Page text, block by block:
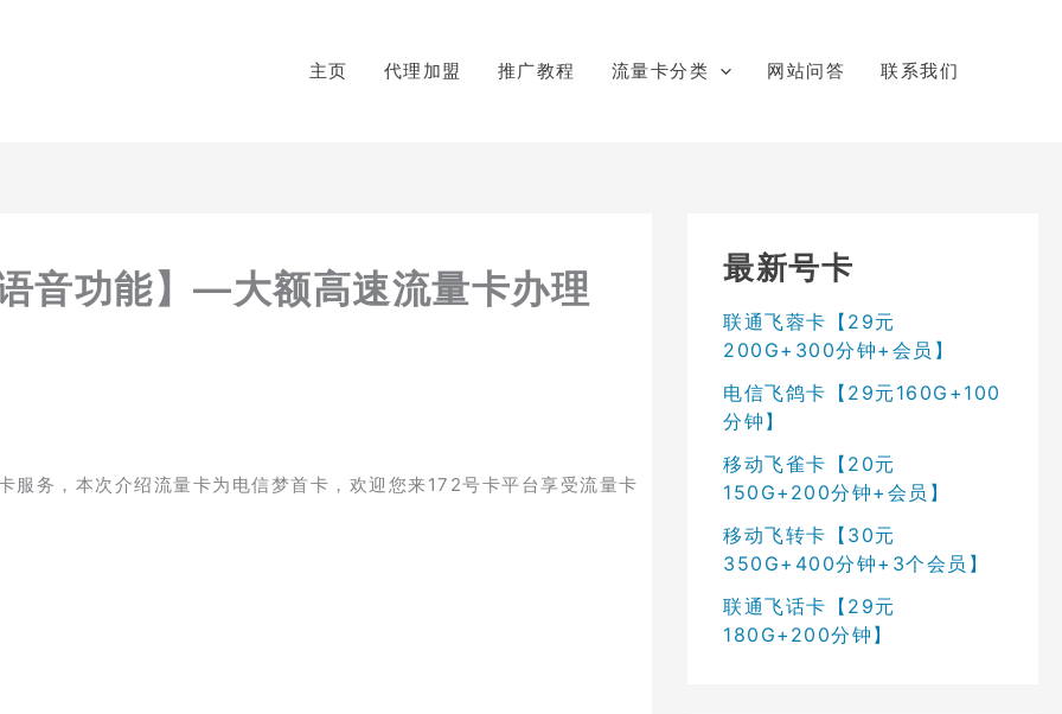
主页 代理加盟 推广教程 流量卡分类 网站问答 联系我们
音功能】—大额高速流量卡办理
服务，本次介绍流量卡为电信梦首卡，欢迎您来172号卡平台享受流量卡
最新号卡
联通飞蓉卡【29元
200G+300分钟+会员】
电信飞鸽卡【29元160G+100
分钟】
移动飞雀卡【20元
150G+200分钟+会员】
移动飞转卡【30元
350G+400分钟+3个会员】
联通飞话卡【29元
180G+200分钟】